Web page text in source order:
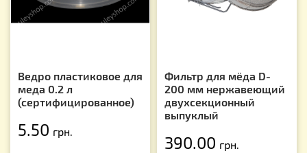
Ведро пластиковое для
меда 0.2 л
(сертифицированное)
5.50 грн.
Фильтр для мёда D-
200 мм нержавеющий
двухсекционный
выпуклый
390.00 грн.